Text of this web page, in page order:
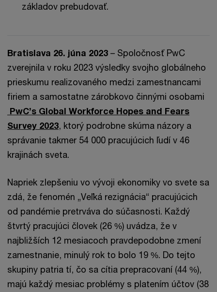
základov prebudovať.
Bratislava 26. júna 2023 – Spoločnosť PwC
zverejnila v roku 2023 výsledky svojho globálneho
prieskumu realizovaného medzi zamestnancami
firiem a samostatne zárobkovo činnými osobami
PwC’s Global Workforce Hopes and Fears
Survey 2023, ktorý podrobne skúma názory a
správanie takmer 54 000 pracujúcich ľudí v 46
krajinách sveta.
Napriek zlepšeniu vo vývoji ekonomiky vo svete sa
zdá, že fenomén „Veľká rezignácia“ pracujúcich
od pandémie pretrváva do súčasnosti. Každý
štvrtý pracujúci človek (26 %) uvádza, že v
najbližších 12 mesiacoch pravdepodobne zmení
zamestnanie, minulý rok to bolo 19 %. Do tejto
skupiny patria tí, čo sa cítia prepracovaní (44 %),
majú každý mesiac problémy s platením účtov (38